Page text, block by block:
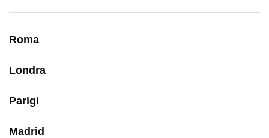
Roma
Londra
Parigi
Madrid